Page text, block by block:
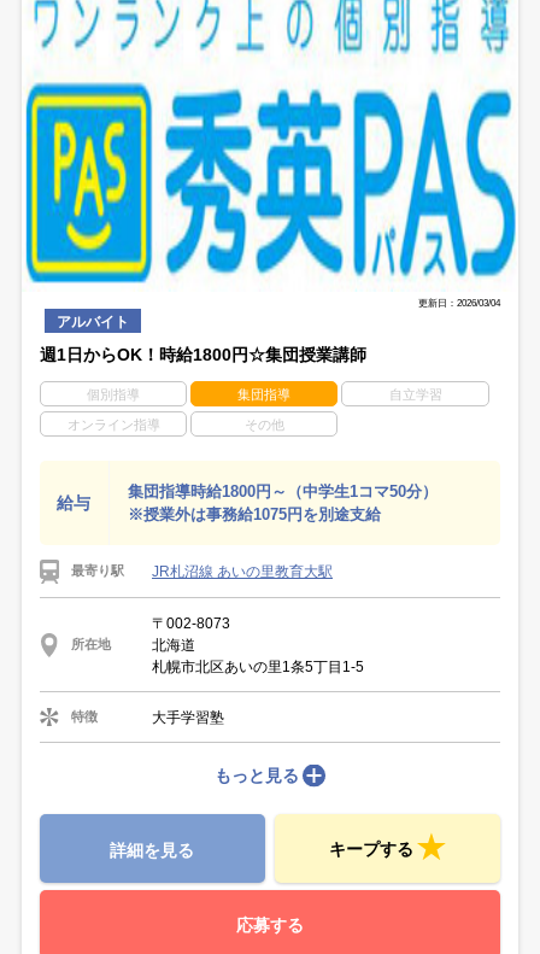
更新日：2026/03/04
アルバイト
週1日からOK！時給1800円☆集団授業講師
個別指導 集団指導 自立学習
オンライン指導 その他
給与
集団指導時給1800円～（中学生1コマ50分）
※授業外は事務給1075円を別途支給
最寄り駅 JR札沼線 あいの里教育大駅
所在地
〒002-8073
北海道
札幌市北区あいの里1条5丁目1‐5
特徴 大手学習塾
もっと見る
詳細を見る キープする
応募する